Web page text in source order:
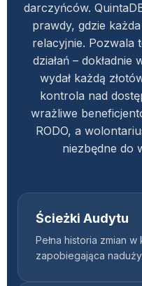
darczyńców.
prawdy, gdzie
relacyjnie. Pozwala
działań –
wydał każdą
kontrola nad
wrażliwe
RODO, a
niezbędne do
Ścieżki Audytu
Pełna historia zmian
zapobiegająca